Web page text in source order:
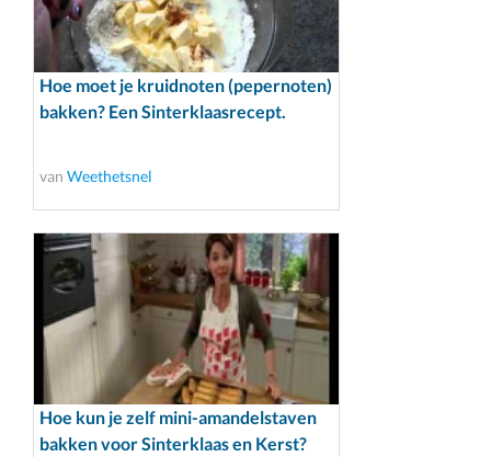
Hoe moet je kruidnoten (pepernoten)
bakken? Een Sinterklaasrecept.
van Weethetsnel
Hoe kun je zelf mini-amandelstaven
bakken voor Sinterklaas en Kerst?